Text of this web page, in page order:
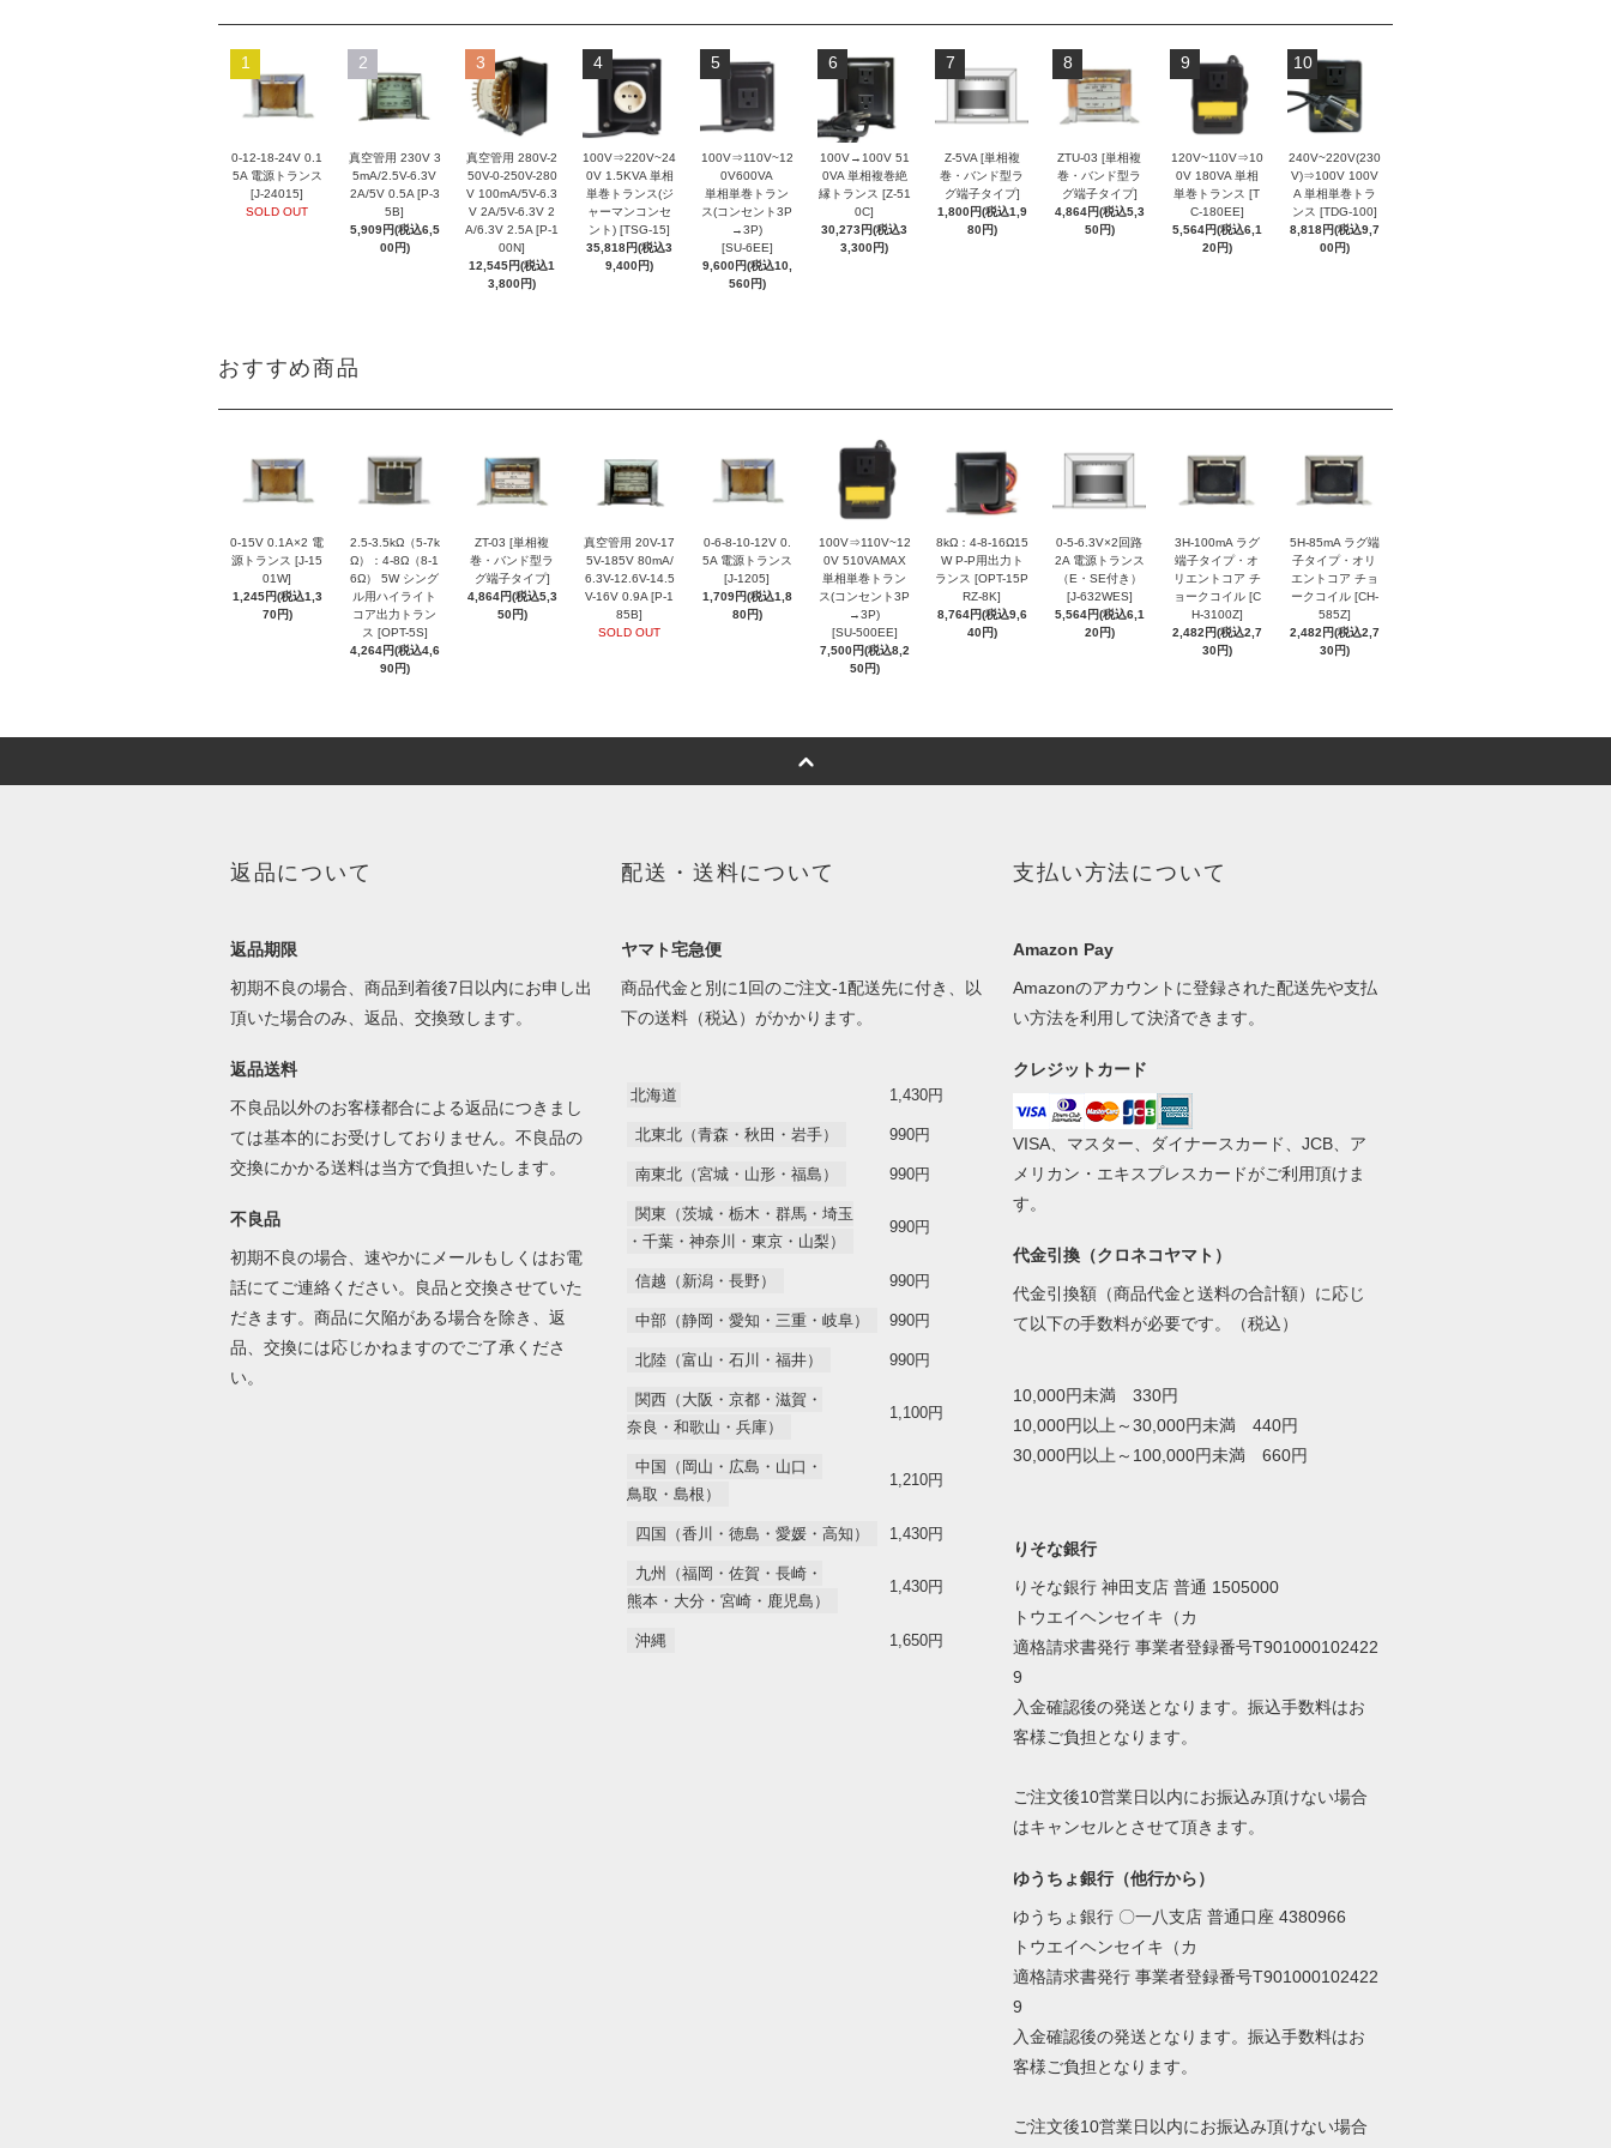
1
0-12-18-24V 0.1
5A 電源トランス
[J-24015]
SOLD OUT
2
真空管用 230V 3
5mA/2.5V-6.3V
2A/5V 0.5A [P-3
5B]
5,909円(税込6,5
00円)
3
真空管用 280V-2
50V-0-250V-280
V 100mA/5V-6.3
V 2A/5V-6.3V 2
A/6.3V 2.5A [P-1
00N]
12,545円(税込1
3,800円)
4
100V⇒220V~24
0V 1.5KVA 単相
単巻トランス(ジ
ャーマンコンセ
ント) [TSG-15]
35,818円(税込3
9,400円)
5
100V⇒110V~12
0V600VA
単相単巻トラン
ス(コンセント3P
→3P)
[SU-6EE]
9,600円(税込10,
560円)
6
100V→100V 51
0VA 単相複巻絶
縁トランス [Z-51
0C]
30,273円(税込3
3,300円)
7
Z-5VA [単相複
巻・バンド型ラ
グ端子タイプ]
1,800円(税込1,9
80円)
8
ZTU-03 [単相複
巻・バンド型ラ
グ端子タイプ]
4,864円(税込5,3
50円)
9
120V~110V⇒10
0V 180VA 単相
単巻トランス [T
C-180EE]
5,564円(税込6,1
20円)
10
240V~220V(230
V)⇒100V 100V
A 単相単巻トラ
ンス [TDG-100]
8,818円(税込9,7
00円)
おすすめ商品
0-15V 0.1A×2 電
源トランス [J-15
01W]
1,245円(税込1,3
70円)
2.5-3.5kΩ（5-7k
Ω）：4-8Ω（8-1
6Ω） 5W シング
ル用ハイライト
コア出力トラン
ス [OPT-5S]
4,264円(税込4,6
90円)
ZT-03 [単相複
巻・バンド型ラ
グ端子タイプ]
4,864円(税込5,3
50円)
真空管用 20V-17
5V-185V 80mA/
6.3V-12.6V-14.5
V-16V 0.9A [P-1
85B]
SOLD OUT
0-6-8-10-12V 0.
5A 電源トランス
[J-1205]
1,709円(税込1,8
80円)
100V⇒110V~12
0V 510VAMAX
単相単巻トラン
ス(コンセント3P
→3P)
[SU-500EE]
7,500円(税込8,2
50円)
8kΩ：4-8-16Ω15
W P-P用出力ト
ランス [OPT-15P
RZ-8K]
8,764円(税込9,6
40円)
0-5-6.3V×2回路
2A 電源トランス
（E・SE付き）
[J-632WES]
5,564円(税込6,1
20円)
3H-100mA ラグ
端子タイプ・オ
リエントコア チ
ョークコイル [C
H-3100Z]
2,482円(税込2,7
30円)
5H-85mA ラグ端
子タイプ・オリ
エントコア チョ
ークコイル [CH-
585Z]
2,482円(税込2,7
30円)
返品について
返品期限
初期不良の場合、商品到着後7日以内にお申し出
頂いた場合のみ、返品、交換致します。
返品送料
不良品以外のお客様都合による返品につきまし
ては基本的にお受けしておりません。不良品の
交換にかかる送料は当方で負担いたします。
不良品
初期不良の場合、速やかにメールもしくはお電
話にてご連絡ください。良品と交換させていた
だきます。商品に欠陥がある場合を除き、返
品、交換には応じかねますのでご了承くださ
い。
配送・送料について
ヤマト宅急便
商品代金と別に1回のご注文-1配送先に付き、以
下の送料（税込）がかかります。
北海道 1,430円
北東北（青森・秋田・岩手） 990円
南東北（宮城・山形・福島） 990円
関東（茨城・栃木・群馬・埼玉
・千葉・神奈川・東京・山梨）
990円
信越（新潟・長野） 990円
中部（静岡・愛知・三重・岐阜） 990円
北陸（富山・石川・福井） 990円
関西（大阪・京都・滋賀・
奈良・和歌山・兵庫）
1,100円
中国（岡山・広島・山口・
鳥取・島根）
1,210円
四国（香川・徳島・愛媛・高知） 1,430円
九州（福岡・佐賀・長崎・
熊本・大分・宮崎・鹿児島）
1,430円
沖縄 1,650円
支払い方法について
Amazon Pay
Amazonのアカウントに登録された配送先や支払
い方法を利用して決済できます。
クレジットカード
VISA、マスター、ダイナースカード、JCB、ア
メリカン・エキスプレスカードがご利用頂けま
す。
代金引換（クロネコヤマト）
代金引換額（商品代金と送料の合計額）に応じ
て以下の手数料が必要です。（税込）
10,000円未満 330円
10,000円以上～30,000円未満 440円
30,000円以上～100,000円未満 660円
りそな銀行
りそな銀行 神田支店 普通 1505000
トウエイヘンセイキ（カ
適格請求書発行 事業者登録番号T901000102422
9
入金確認後の発送となります。振込手数料はお
客様ご負担となります。
ご注文後10営業日以内にお振込み頂けない場合
はキャンセルとさせて頂きます。
ゆうちょ銀行（他行から）
ゆうちょ銀行 〇一八支店 普通口座 4380966
トウエイヘンセイキ（カ
適格請求書発行 事業者登録番号T901000102422
9
入金確認後の発送となります。振込手数料はお
客様ご負担となります。
ご注文後10営業日以内にお振込み頂けない場合